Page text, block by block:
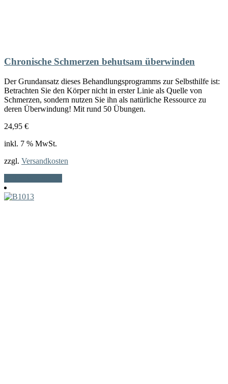
Chronische Schmerzen behutsam überwinden
Der Grundansatz dieses Behandlungsprogramms zur Selbsthilfe ist:
Betrachten Sie den Körper nicht in erster Linie als Quelle von
Schmerzen, sondern nutzen Sie ihn als natürliche Ressource zu
deren Überwindung! Mit rund 50 Übungen.
24,95 €
inkl. 7 % MwSt.
zzgl. Versandkosten